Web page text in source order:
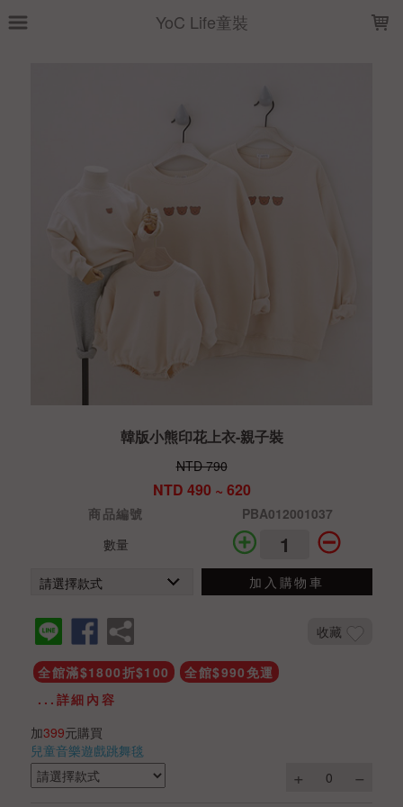
YoC Life童裝
韓版小熊印花上衣-親子裝
NTD 790
NTD 490 ~ 620
商品編號
PBA012001037
數量
加入購物車
收藏
全館滿$1800折$100
全館$990免運
...詳細內容
加399元購買
兒童音樂遊戲跳舞毯